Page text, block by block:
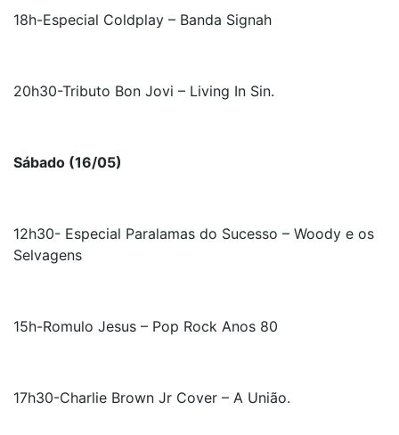
18h-Especial Coldplay – Banda Signah
20h30-Tributo Bon Jovi – Living In Sin.
Sábado (16/05)
12h30- Especial Paralamas do Sucesso – Woody e os
Selvagens
15h-Romulo Jesus – Pop Rock Anos 80
17h30-Charlie Brown Jr Cover – A União.